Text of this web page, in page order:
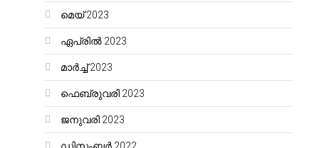
മെയ്‌ 2023
ഏപ്രിൽ 2023
മാർച്ച്‌ 2023
ഫെബ്രുവരി 2023
ജനുവരി 2023